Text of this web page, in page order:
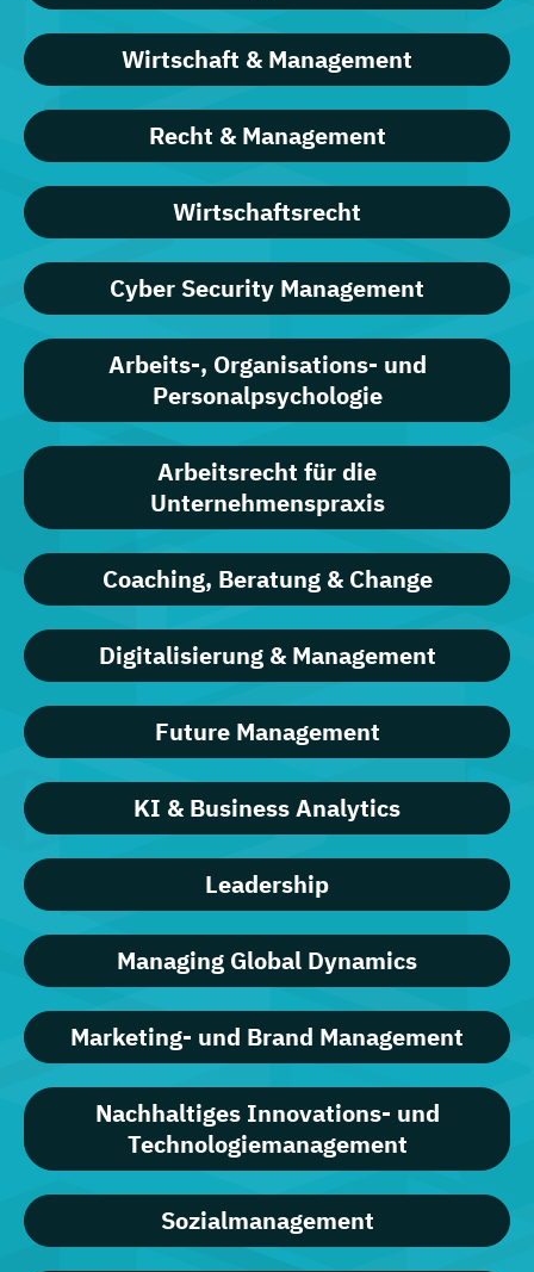
Wirtschaft & Management
Recht & Management
Wirtschaftsrecht
Cyber Security Management
Arbeits-, Organisations- und
Personalpsychologie
Arbeitsrecht für die
Unternehmenspraxis
Coaching, Beratung & Change
Digitalisierung & Management
Future Management
KI & Business Analytics
Leadership
Managing Global Dynamics
Marketing- und Brand Management
Nachhaltiges Innovations- und
Technologiemanagement
Sozialmanagement